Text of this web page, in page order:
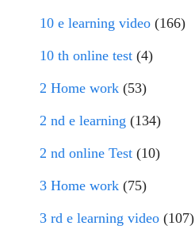
10 e learning video (166)
10 th online test (4)
2 Home work (53)
2 nd e learning (134)
2 nd online Test (10)
3 Home work (75)
3 rd e learning video (107)